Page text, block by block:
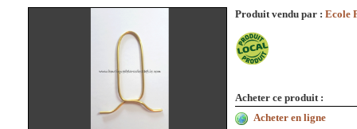
Produit vendu par : Ecole
Acheter ce produit :
Acheter en ligne